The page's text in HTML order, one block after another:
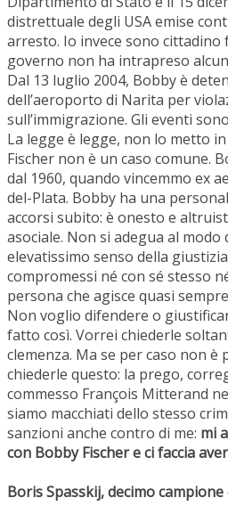
distrettuale degli USA emise
arresto. Io invece sono cittadino
governo non ha intrapreso
Dal 13 luglio 2004, Bobby è
dell’aeroporto di Narita per
sull’immigrazione. Gli eventi
La legge è legge, non lo metto
Fischer non è un caso comune.
dal 1960, quando vincemmo ex
del-Plata. Bobby ha una
accorsi subito: è onesto e
asociale. Non si adegua al
elevatissimo senso della
compromessi né con sé stesso
persona che agisce quasi
Non voglio difendere o
fatto così. Vorrei chiederle
clemenza. Ma se per caso non è
chiederle questo: la prego,
commesso François Mitterand
siamo macchiati dello stesso
sanzioni anche contro di me: mi
con Bobby Fischer e ci faccia
Boris Spasskij, decimo